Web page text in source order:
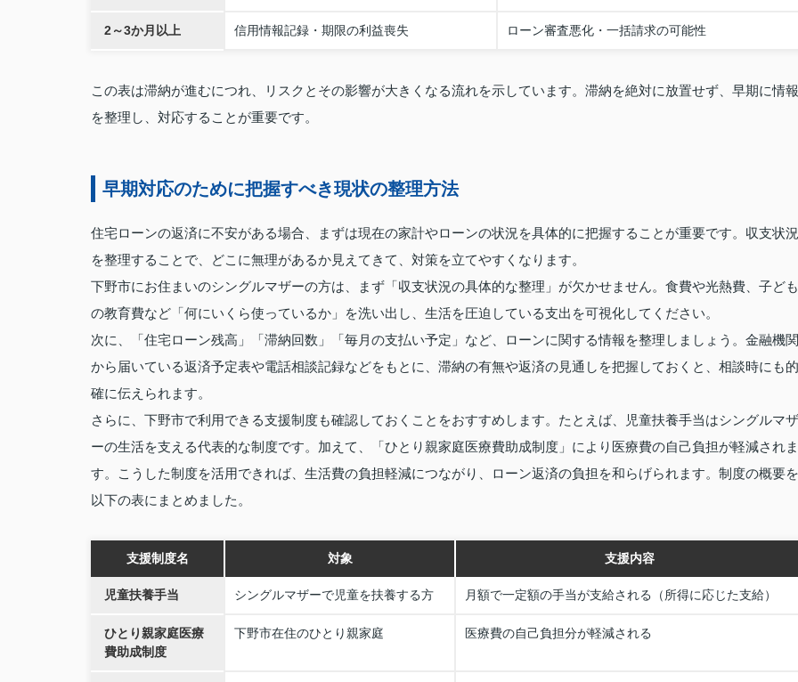
2～3か月以上 信用情報記録・期限の利益喪失 ローン審査悪化・一括請求の可能性
この表は滞納が進むにつれ、リスクとその影響が大きくなる流れを示しています。滞納を絶対に放置せず、早期に情報
を整理し、対応することが重要です。
早期対応のために把握すべき現状の整理方法
住宅ローンの返済に不安がある場合、まずは現在の家計やローンの状況を具体的に把握することが重要です。収支状況
を整理することで、どこに無理があるか見えてきて、対策を立てやすくなります。
下野市にお住まいのシングルマザーの方は、まず「収支状況の具体的な整理」が欠かせません。食費や光熱費、子ども
の教育費など「何にいくら使っているか」を洗い出し、生活を圧迫している支出を可視化してください。
次に、「住宅ローン残高」「滞納回数」「毎月の支払い予定」など、ローンに関する情報を整理しましょう。金融機関
から届いている返済予定表や電話相談記録などをもとに、滞納の有無や返済の見通しを把握しておくと、相談時にも的
確に伝えられます。
さらに、下野市で利用できる支援制度も確認しておくことをおすすめします。たとえば、児童扶養手当はシングルマザ
ーの生活を支える代表的な制度です。加えて、「ひとり親家庭医療費助成制度」により医療費の自己負担が軽減されま
す。こうした制度を活用できれば、生活費の負担軽減につながり、ローン返済の負担を和らげられます。制度の概要を
以下の表にまとめました。
支援制度名 対象 支援内容
児童扶養手当 シングルマザーで児童を扶養する方 月額で一定額の手当が支給される（所得に応じた支給）
ひとり親家庭医療
費助成制度
下野市在住のひとり親家庭 医療費の自己負担分が軽減される